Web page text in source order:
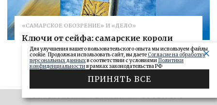
«САМАРСКОЕ ОБОЗРЕНИЕ» И «ДЕЛО»
Ключи от сейфа: самарские короли
госзаказа 2026
ДЕЛО 28.06.2026
Для улучшения вашего пользовательского опыта мы используем файлы
cookie. Продолжая использовать сайт, вы даетеСогласие на обработку
персональных данныхв соответствии с условиями Политики
конфиденциальностив рамках законодательства РФ
ПРИНЯТЬ ВСЕ
ЭФФЕКТИВНАЯ РЕКЛАМА НА OBOZ.INFO